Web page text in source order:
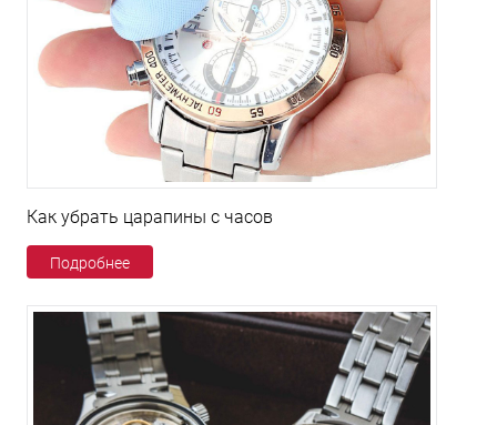
Как убрать царапины с часов
Подробнее